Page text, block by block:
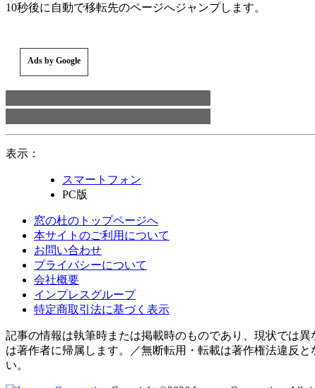
10秒後に自動で移転先のページへジャンプします。
Ads by Google
表示：
スマートフォン
PC版
窓の杜のトップページへ
本サイトのご利用について
お問い合わせ
プライバシーについて
会社概要
インプレスグループ
特定商取引法に基づく表示
記事の情報は執筆時または掲載時のものであり、現状では
は著作者に帰属します。／無断転用・転載は著作権法違反
い。